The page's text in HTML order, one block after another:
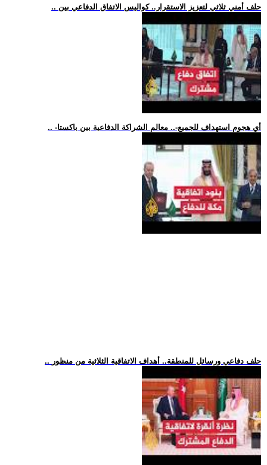
.. حلف أمني ثلاثي لتعزيز الاستقرار.. كواليس الاتفاق الدفاعي بين
.. -أي هجوم استهداف للجميع-.. معالم الشراكة الدفاعية بين باكستا
.. حلف دفاعي ورسائل للمنطقة.. أهداف الاتفاقية الثلاثية من منظور